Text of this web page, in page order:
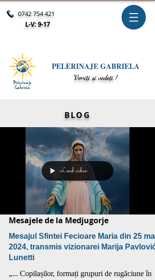
0742 754 421
L-V: 9-17
PELERINAJE GABRIELA
Veniți și vedeți !
BLOG
Load video
Mesajele de la Medjugorje
Mesajul Sfintei Fecioare Maria din 25 mai
2024, transmis vizionarei Marija Pavlović
Lunetti
„... Copilașilor, formați grupuri de rugăciune în